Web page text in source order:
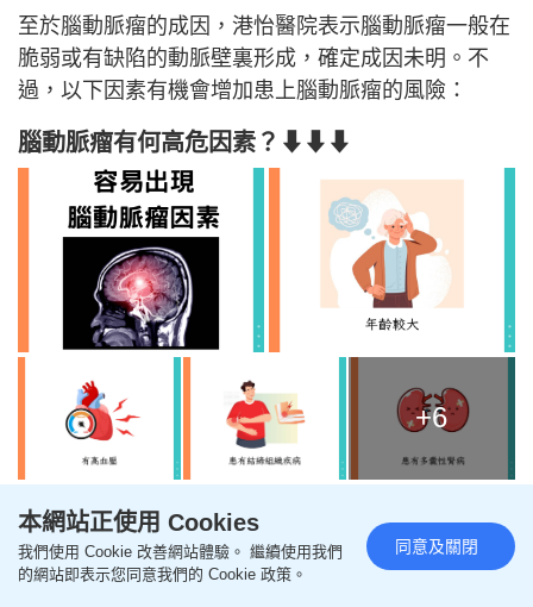
至於腦動脈瘤的成因，港怡醫院表示腦動脈瘤一般在
脆弱或有缺陷的動脈壁裏形成，確定成因未明。不
過，以下因素有機會增加患上腦動脈瘤的風險：
腦動脈瘤有何高危因素？⬇⬇⬇
+6
腦動脈瘤高危因素：
本網站正使用 Cookies
我們使用 Cookie 改善網站體驗。 繼續使用我們
的網站即表示您同意我們的 Cookie 政策。
同意及關閉